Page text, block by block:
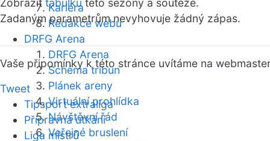
Kariéra
Redakce webu
DRFG Arena
DRFG Arena
Schéma tribun
Plánek areny
Virtuální prohlídka
Návštěvní řád
Veřejné bruslení
Zobrazit tabulku této sezóny a soutěže.
Zadaným parametrům nevyhovuje žádný zápas.
Vaše připomínky k této stránce uvítáme na webmaster
Tweet
Tipsport extraliga
Přípravná utkání
Liga mistrů